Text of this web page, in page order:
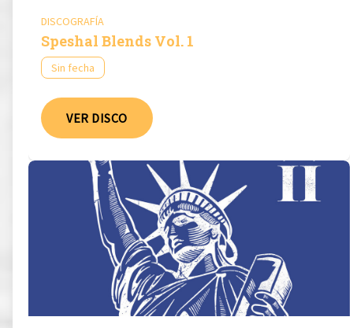
DISCOGRAFÍA
Speshal Blends Vol. 1
Sin fecha
VER DISCO